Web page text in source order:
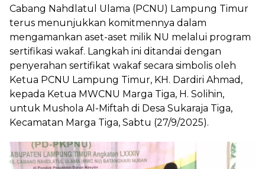
Cabang Nahdlatul Ulama (PCNU) Lampung Timur
terus menunjukkan komitmennya dalam
mengamankan aset-aset milik NU melalui program
sertifikasi wakaf. Langkah ini ditandai dengan
penyerahan sertifikat wakaf secara simbolis oleh
Ketua PCNU Lampung Timur, KH. Dardiri Ahmad,
kepada Ketua MWCNU Marga Tiga, H. Solihin,
untuk Mushola Al-Miftah di Desa Sukaraja Tiga,
Kecamatan Marga Tiga, Sabtu (27/9/2025).